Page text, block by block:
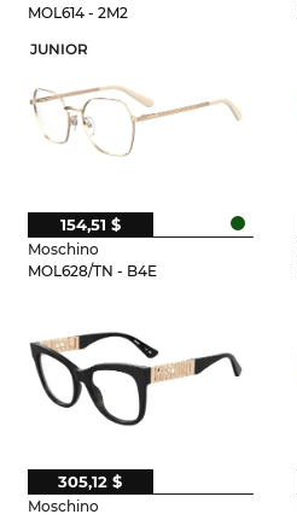
MOL614 - 2M2
JUNIOR
Moschino
MOL628/TN - B4E
154,51 $
Moschino
305,12 $